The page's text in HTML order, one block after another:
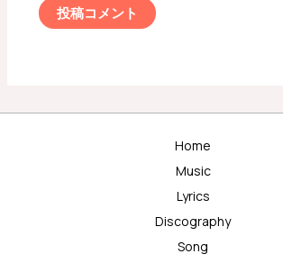
Home
Music
Lyrics
Discography
Song